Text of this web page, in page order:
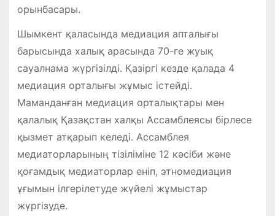
орынбасары.
Шымкент қаласында медиация апталығы
барысында халық арасында 70-ге жуық
сауалнама жүргізілді. Қазіргі кезде қалада 4
медиация орталығы жұмыс істейді.
Маманданған медиация орталықтары мен
қалалық Қазақстан халқы Ассамблеясы бірлесе
қызмет атқарып келеді. Ассамблея
медиаторларының тізіліміне 12 кәсіби және
қоғамдық медиаторлар еніп, этномедиация
ұғымын ілгерілетуде жүйелі жұмыстар
жүргізуде.